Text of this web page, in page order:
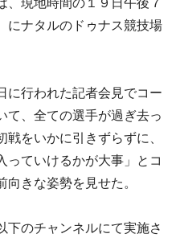
、現地時間の１９日午後７
にナタルのドゥナス競技場
に行われた記者会見でコー
て、全ての選手が過ぎ去っ
をいかに引きずらずに、
っていけるかが大事」とコ
向きな姿勢を見せた。
下のチャンネルにて実施さ